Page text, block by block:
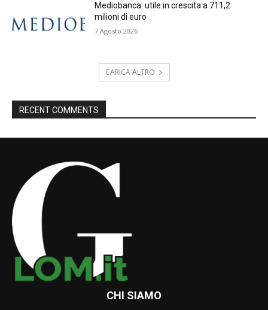
Mediobanca: utile in crescita a 711,2
milioni di euro
7 Agosto 2026
CARICA ALTRO
RECENT COMMENTS
CHI SIAMO